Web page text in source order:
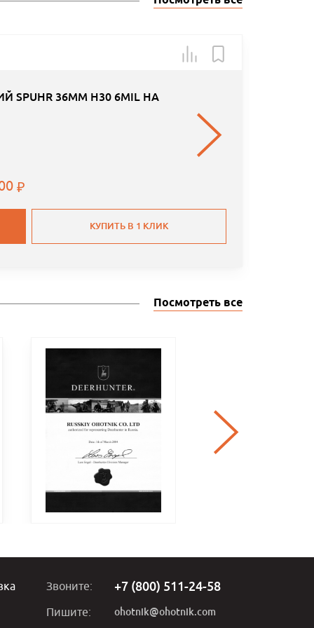
36MM H30 6MIL НА
КУПИТЬ В 1 КЛИК
Посмотреть все
Звоните: +7 (800) 511-24-58
Пишите: ohotnik@ohotnik.com